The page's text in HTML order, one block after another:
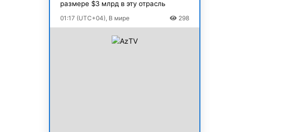
размере $3 млрд в эту отрасль
01:17 (UTC+04), В мире 298